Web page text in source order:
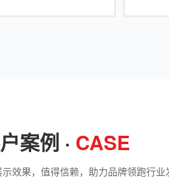
案例 · CASE
效果，值得信赖，助力品牌领跑行业